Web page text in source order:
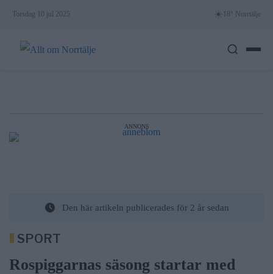
content
Torsdag 10 jul 2025 ☀️ 18° Norrtälje
ANNONS
Den här artikeln publicerades för 2 år sedan
SPORT
Rospiggarnas säsong startar med